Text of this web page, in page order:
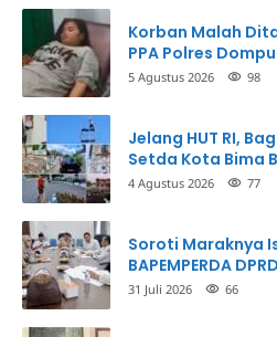
Korban Malah
PPA Polres
Balikkan Fakta
5 Agustus 2026 98
Jelang HUT RI,
Setda Kota Bima
Kantor Pemkot
4 Agustus 2026 77
Soroti Maraknya
BAPEMPERDA
Mulai Bahas
31 Juli 2026 66